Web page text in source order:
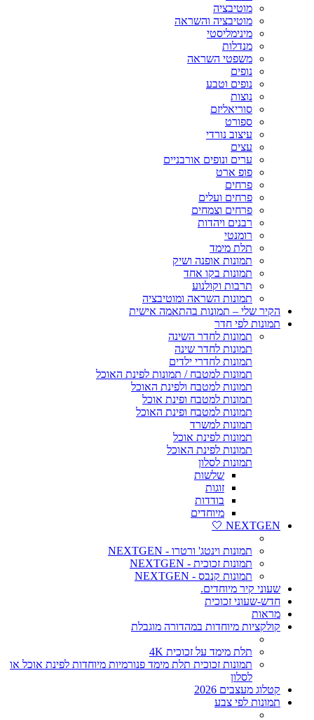
מוטיבציה
מוטיבציה והשראה
מינימליסטי
מנדלות
משפטי השראה
נופים
נופים וטבע
נוצות
סוריאליזם
ספורט
עיצוב נורדי
עצים
ערים ונופים אורבניים
פופ ארט
פרחים
פרחים ועלים
פרחים וצמחים
רבנים ויהדות
רומנטי
תלת מימד
תמונות אופנה ושיק
תמונות בקו אחד
תרבות וקולנוע
תמונות השראה ומוטיבציה
הקיר שלי – תמונות בהתאמה אישית
תמונות לפי חדר
תמונות לחדר השינה
תמונות לחדר שינה
תמונות לחדרי ילדים
תמונות למטבח / תמונות לפינת האוכל
תמונות למטבח ולפינת האוכל
תמונות למטבח ופינת אוכל
תמונות למטבח ופינת האוכל
תמונות למשרד
תמונות לפינת אוכל
תמונות לפינת האוכל
תמונות לסלון
שלשות
זוגות
בודדות
מיוחדים
NEXTGEN 🤍
תמונות וינטג' ורטרו - NEXTGEN
תמונות זכוכית - NEXTGEN
תמונות קנבס - NEXTGEN
שעוני קיר מיוחדים.
חדש-שעוני זכוכית
מראות
קולקציות מיוחדות במהדורה מוגבלת
תלת מימד על זכוכית 4K
תמונות זכוכית תלת מימד פנורמיות מיוחדות לפינת אוכל או
לסלון
קטלוג מעצבים 2026
תמונות לפי צבע